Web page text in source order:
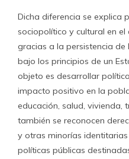
Dicha diferencia se explica
sociopolítico y cultural en el
gracias a la persistencia de
bajo los principios de un
objeto es desarrollar
impacto positivo en la
educación, salud, vivienda,
también se reconocen
y otras minorías
políticas públicas